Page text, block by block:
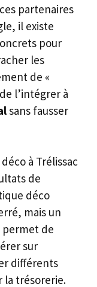
partenaires
il existe
pour
les
de «
l’intégrer à
sans fausser
à Trélissac
de
déco
mais un
permet de
sur
différents
la trésorerie.